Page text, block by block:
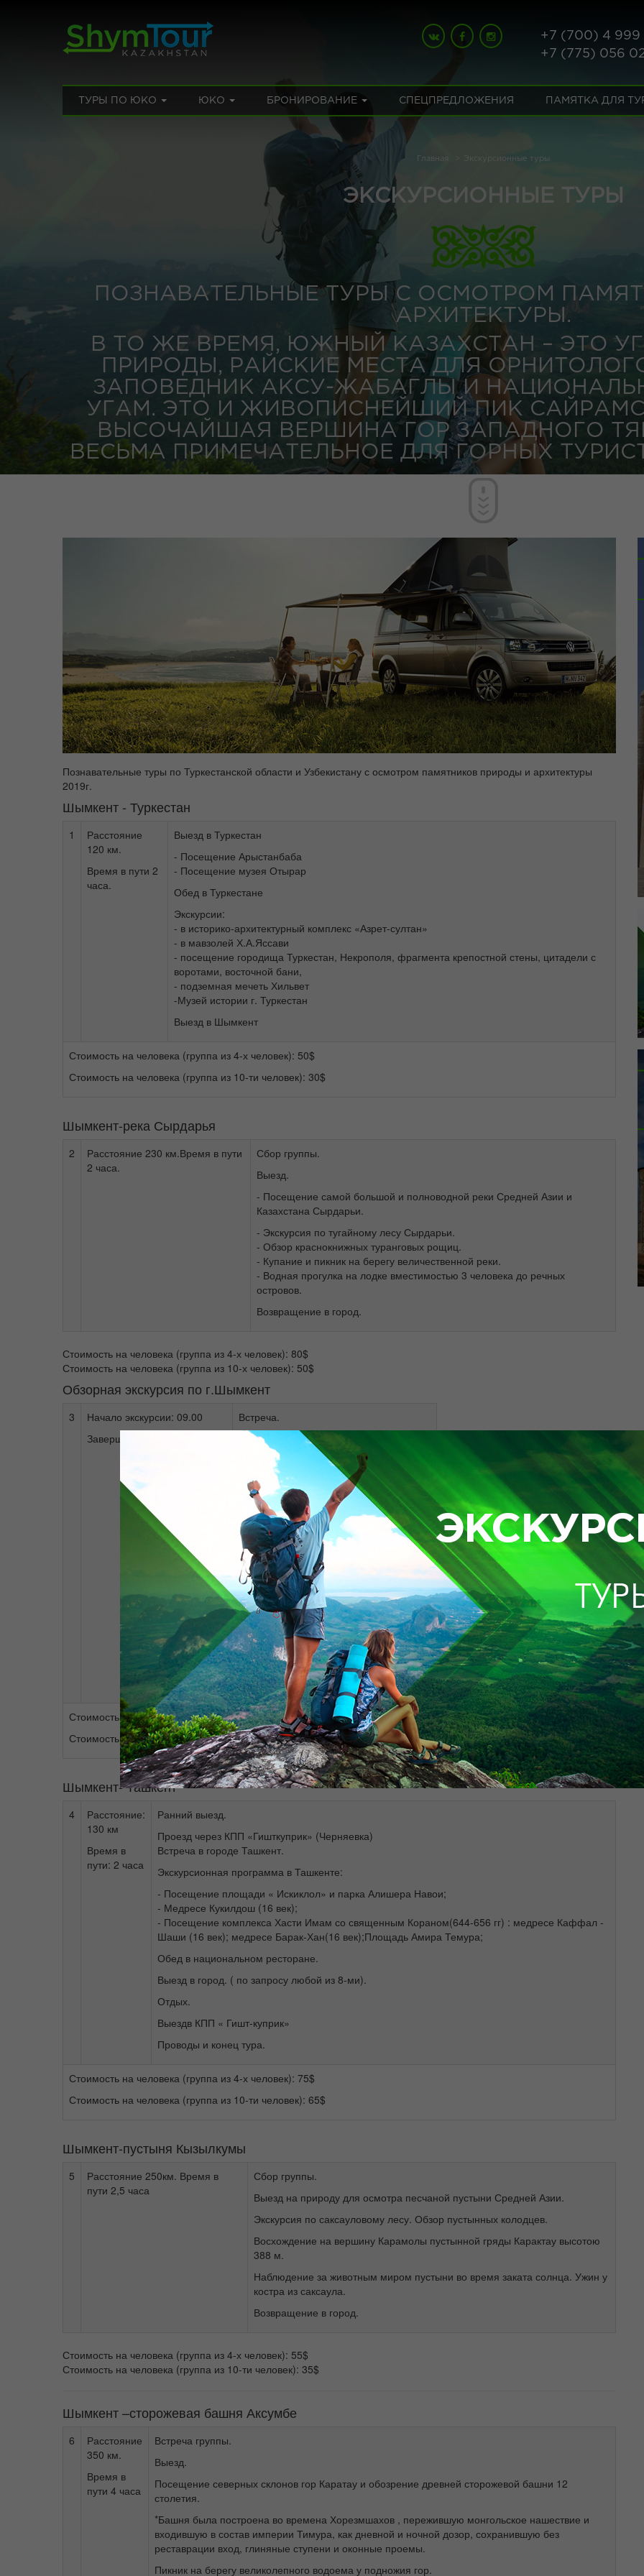
+7 (700) 4 999
+7 (775) 056
ТУРЫ ПО ЮКО ЮКО БРОНИРОВАНИЕ СПЕЦПРЕДЛОЖЕНИЯ ПАМЯТКА ДЛЯ
Главная Экскурсионные туры
ЭКСКУРСИОННЫЕ ТУРЫ
ПОЗНАВАТЕЛЬНЫЕ ТУРЫ С ОСМОТРОМ
АРХИТЕКТУРЫ.
В ТО ЖЕ ВРЕМЯ, ЮЖНЫЙ КАЗАХСТАН – ЭТО
ПРИРОДЫ, РАЙСКИЕ МЕСТА ДЛЯ
ЗАПОВЕДНИК АКСУ-ЖАБАГЛЫ И
УГАМ. ЭТО И ЖИВОПИСНЕЙШИЙ ПИК
ВЫСОЧАЙШАЯ ВЕРШИНА ГОР ЗАПАДНОГО
ВЕСЬМА ПРИМЕЧАТЕЛЬНОЕ ДЛЯ ГОРНЫХ
Познавательные туры по Туркестанской области и Узбекистану с осмотром памятников природы и архитектуры
2019г.
Шымкент - Туркестан
1
Расстояние
120 км.
Время в пути 2
часа.
Выезд в Туркестан
- Посещение Арыстанбаба
- Посещение музея Отырар
Обед в Туркестане
Экскурсии:
- в историко-архитектурный комплекс «Азрет-султан»
- в мавзолей Х.А.Яссави
- посещение городища Туркестан, Некрополя, фрагмента крепостной стены, цитадели с
воротами, восточной бани,
- подземная мечеть Хильвет
-Музей истории г. Туркестан
Выезд в Шымкент
Стоимость на человека (группа из 4-х человек): 50$
Стоимость на человека (группа из 10-ти человек): 30$
Шымкент-река Сырдарья
2
Расстояние 230 км.Время в пути
2 часа.
Сбор группы.
Выезд.
- Посещение самой большой и полноводной реки Средней Азии и
Казахстана Сырдарьи.
- Экскурсия по тугайному лесу Сырдарьи.
- Обзор краснокнижных туранговых рощиц.
- Купание и пикник на берегу величественной реки.
- Водная прогулка на лодке вместимостью 3 человека до речных
островов.
Возвращение в город.
Стоимость на человека (группа из 4-х человек): 80$
Стоимость на человека (группа из 10-х человек): 50$
Обзорная экскурсия по г.Шымкент
3
Начало экскурсии: 09.00
Завершение экскурсии: 21.00
Встреча.
Экскурсии:
- посещение древней цитадели
- площадь «Независимости»
- монумент «Жер-ана»
- Этнопарк "кенбаба"
- парк им. Абая
- музей ретро автомобилей
Перерыв на обед.
- художественная галерея "Алтын Орда"
- этнографический комплекс "Кылует"
- Посещение этнопарка «Казына»
Завершение экскурсии.
Приезд на место встречи.
Стоимость на человека (группа из 4-х человек): 35$
Стоимость на человека (группа из 10-ти человек): 17$
Шымкент- Ташкент
4
Расстояние:
130 км
Время в
пути: 2 часа
Ранний выезд.
Проезд через КПП «Гишткуприк» (Черняевка)
Встреча в городе Ташкент.
Экскурсионная программа в Ташкенте:
- Посещение площади « Искиклол» и парка Алишера Навои;
- Медресе Кукилдош (16 век);
- Посещение комплекса Хасти Имам со священным Кораном(644-656 гг) : медресе Каффал -
Шаши (16 век); медресе Барак-Хан(16 век);Площадь Амира Темура;
Обед в национальном ресторане.
Выезд в город. ( по запросу любой из 8-ми).
Отдых.
Выездв КПП « Гишт-куприк»
Проводы и конец тура.
Стоимость на человека (группа из 4-х человек): 75$
Стоимость на человека (группа из 10-ти человек): 65$
Шымкент-пустыня Кызылкумы
5
Расстояние 250км. Время в
пути 2,5 часа
Сбор группы.
Выезд на природу для осмотра песчаной пустыни Средней Азии.
Экскурсия по саксауловому лесу. Обзор пустынных колодцев.
Восхождение на вершину Карамолы пустынной гряды Карактау высотою
388 м.
Наблюдение за животным миром пустыни во время заката солнца. Ужин у
костра из саксаула.
Возвращение в город.
Стоимость на человека (группа из 4-х человек): 55$
Стоимость на человека (группа из 10-ти человек): 35$
Шымкент –сторожевая башня Аксумбе
6
Расстояние
350 км.
Время в
пути 4 часа
Встреча группы.
Выезд.
Посещение северных склонов гор Каратау и обозрение древней сторожевой башни 12
столетия.
*Башня была построена во времена Хорезмшахов , пережившую монгольское нашествие и
входившую в состав империи Тимура, как дневной и ночной дозор, сохранившую без
реставрации вход, глиняные ступени и оконные проемы.
Пикник на берегу великолепного водоема у подножия гор.